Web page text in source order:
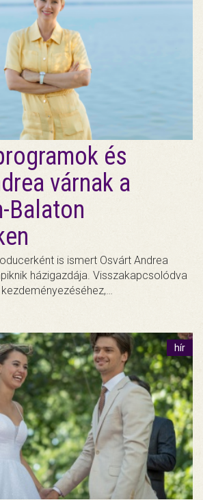
és
várnak a
Balaton
is ismert Osvárt Andrea
házigazdája. Visszakapcsolódva
hír